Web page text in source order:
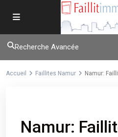
Recherche Avancée
Accueil Faillites Namur Namur:
Namur: